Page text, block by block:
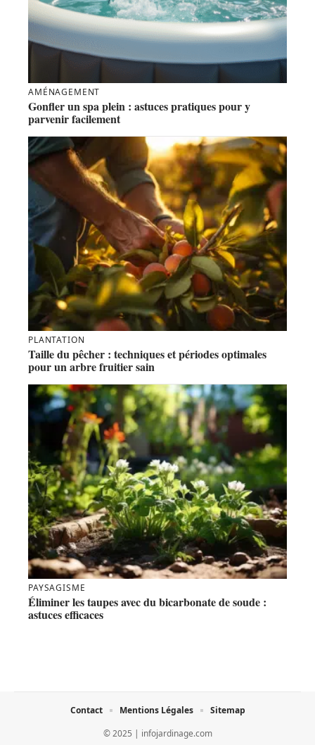
AMÉNAGEMENT
Gonfler un spa plein : astuces pratiques pour y
parvenir facilement
PLANTATION
Taille du pêcher : techniques et périodes optimales
pour un arbre fruitier sain
PAYSAGISME
Éliminer les taupes avec du bicarbonate de soude :
astuces efficaces
© 2025 | infojardinage.com
Contact Mentions Légales Sitemap